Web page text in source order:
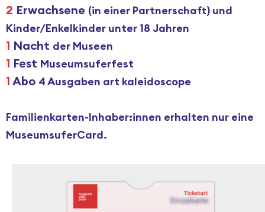
2 Erwachsene (in einer Partnerschaft) und
Kinder/Enkelkinder unter 18 Jahren
1 Nacht der Museen
1 Fest Museumsuferfest
1 Abo 4 Ausgaben art kaleidoscope
Familienkarten-Inhaber:innen erhalten nur eine
MuseumsuferCard.